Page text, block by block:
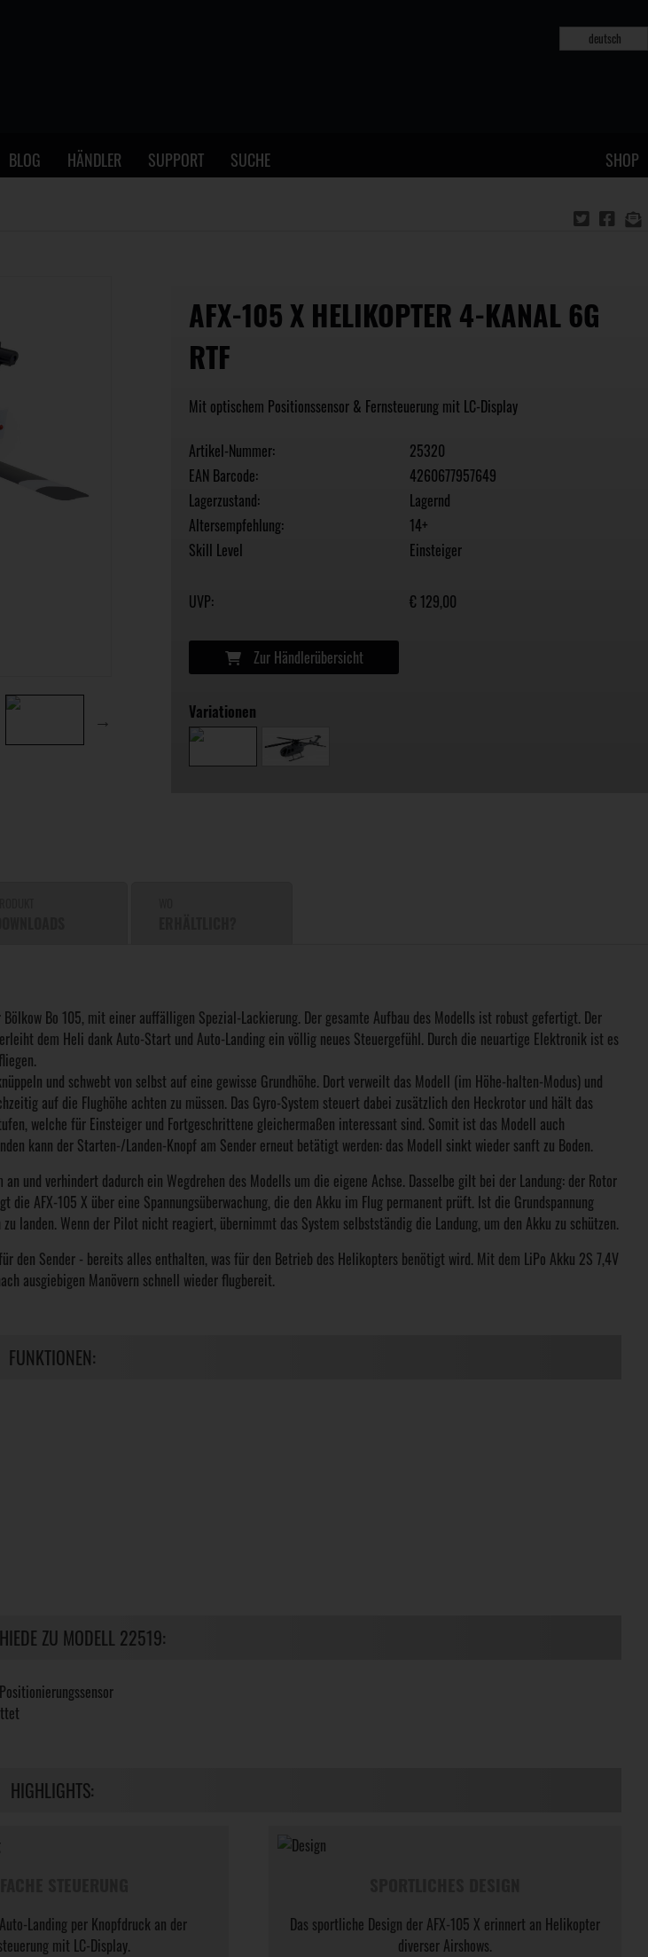
deutsch
BLOG HÄNDLER SUPPORT SUCHE SHOP
AFX-105 X HELIKOPTER 4-KANAL 6G
RTF
Mit optischem Positionssensor & Fernsteuerung mit LC-Display
Artikel-Nummer:
25320
EAN Barcode:
4260677957649
Lagerzustand:
Lagernd
Altersempfehlung:
14+
Skill Level
Einsteiger
UVP: € 129,00
Zur Händlerübersicht
Variationen
Bo 105, mit einer auffälligen Spezial-Lackierung. Der gesamte Aufbau des Modells ist robust gefertigt. Der
dem Heli dank Auto-Start und Auto-Landing ein völlig neues Steuergefühl. Durch die neuartige Elektronik ist es
und schwebt von selbst auf eine gewisse Grundhöhe. Dort verweilt das Modell (im Höhe-halten-Modus) und
auf die Flughöhe achten zu müssen. Das Gyro-System steuert dabei zusätzlich den Heckrotor und hält das
welche für Einsteiger und Fortgeschrittene gleichermaßen interessant sind. Somit ist das Modell auch
kann der Starten-/Landen-Knopf am Sender erneut betätigt werden: das Modell sinkt wieder sanft zu Boden.
und verhindert dadurch ein Wegdrehen des Modells um die eigene Achse. Dasselbe gilt bei der Landung: der Rotor
AFX-105 X über eine Spannungsüberwachung, die den Akku im Flug permanent prüft. Ist die Grundspannung
Wenn der Pilot nicht reagiert, übernimmt das System selbstständig die Landung, um den Akku zu schützen.
Sender - bereits alles enthalten, was für den Betrieb des Helikopters benötigt wird. Mit dem LiPo Akku 2S 7,4V
ausgiebigen Manövern schnell wieder flugbereit.
FUNKTIONEN:
ZU MODELL 22519:
HIGHLIGHTS:
Landing per Knopfdruck an der
mit LC-Display.
Das sportliche Design der AFX-105 X erinnert an Helikopter
diverser Airshows.